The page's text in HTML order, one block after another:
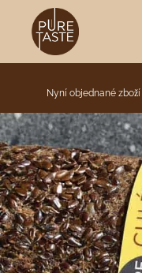
Nyní objednané zboží